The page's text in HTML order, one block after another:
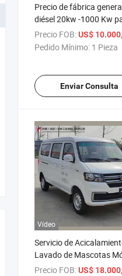
Precio de fábrica
diésel 20kw -1000 Kw
uso en escuela, hospital,
hogar, construcción,
energía de respaldo
Precio FOB:US$ 10.000,00-
Pedido Mínimo: 1 Pieza
Enviar Consulta
Vídeo
Servicio de
Lavado de Mascotas
Precio FOB:US$ 18.000,00-